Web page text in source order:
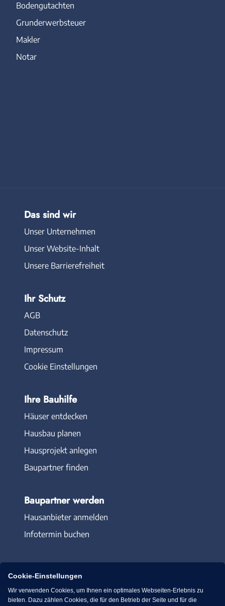
Bodengutachten
Grunderwerbsteuer
Makler
Notar
Das sind wir
Unser Unternehmen
Unser Website-Inhalt
Unsere Barrierefreiheit
Ihr Schutz
AGB
Datenschutz
Impressum
Cookie Einstellungen
Ihre Bauhilfe
Häuser entdecken
Hausbau planen
Hausprojekt anlegen
Baupartner finden
Baupartner werden
Hausanbieter anmelden
Infotermin buchen
Immowelt.de Bauen.de
Cookie-Einstellungen
Wir verwenden Cookies, um Ihnen ein optimales Webseiten-Erlebnis zu
bieten. Dazu zählen Cookies, die für den Betrieb der Seite und für die